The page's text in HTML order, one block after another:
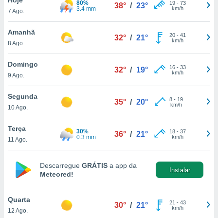
lhe
e
com
Pode
e
a
a
7 Ago.
80%
3.4 mm
38° / 23° 19- 73
km/h
Amanhã
8 Ago.
32° / 21° 20- 41
km/h
Domingo
9 Ago.
32° / 19° 16- 33
km/h
Segunda
10 Ago.
35° / 20° 8- 19
km/h
Terça
11 Ago.
30%
0.3 mm
36° / 21° 18- 37
km/h
Descarregue GRÁTIS a app da
Meteored!
Instalar
Quarta
12 Ago.
30° / 21° 21 - 43
km/h